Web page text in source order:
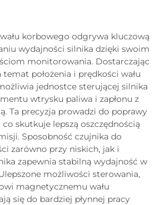
korbowego odgrywa kluczową
wydajności silnika dzięki swoim
monitorowania. Dostarczając
położenia i prędkości wału
jednostce sterującej silnika
wtrysku paliwa i zapłonu z
Ta precyzja prowadzi do poprawy
skutkuje lepszą oszczędnością
Sposobność czujnika do
zarówno przy niskich, jak i
zapewnia stabilną wydajność w
możliwości sterowania,
magnetycznemu wału
się do bardziej płynnej pracy